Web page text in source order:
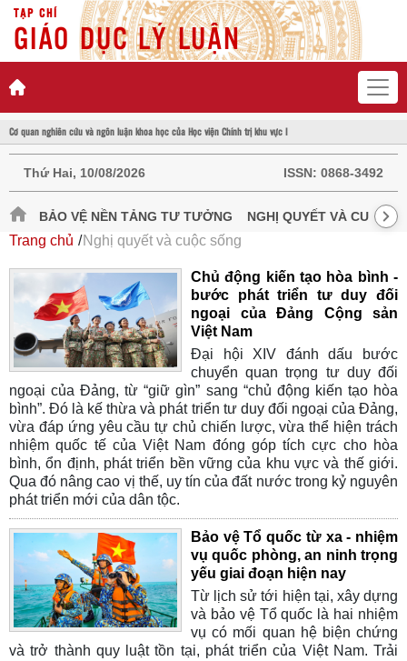
TẠP CHÍ
GIÁO DỤC LÝ LUẬN
Cơ quan nghiên cứu và ngôn luận khoa học của Học viện Chính trị khu vực I
Thứ Hai, 10/08/2026 ISSN: 0868-3492
BẢO VỆ NỀN TẢNG TƯ TƯỞNG NGHỊ QUYẾT VÀ CUỘC
Trang chủ Nghị quyết và cuộc sống
Chủ động kiến tạo hòa bình -
bước phát triển tư duy đối
ngoại của Đảng Cộng sản
Việt Nam
Đại hội XIV đánh dấu bước
chuyển quan trọng tư duy đối
ngoại của Đảng, từ “giữ gìn” sang “chủ động kiến tạo hòa
bình”. Đó là kế thừa và phát triển tư duy đối ngoại của Đảng,
vừa đáp ứng yêu cầu tự chủ chiến lược, vừa thể hiện trách
nhiệm quốc tế của Việt Nam đóng góp tích cực cho hòa
bình, ổn định, phát triển bền vững của khu vực và thế giới.
Qua đó nâng cao vị thế, uy tín của đất nước trong kỷ nguyên
phát triển mới của dân tộc.
Bảo vệ Tổ quốc từ xa - nhiệm
vụ quốc phòng, an ninh trọng
yếu giai đoạn hiện nay
Từ lịch sử tới hiện tại, xây dựng
và bảo vệ Tổ quốc là hai nhiệm
vụ có mối quan hệ biện chứng
và trở thành quy luật tồn tại, phát triển của Việt Nam. Trải